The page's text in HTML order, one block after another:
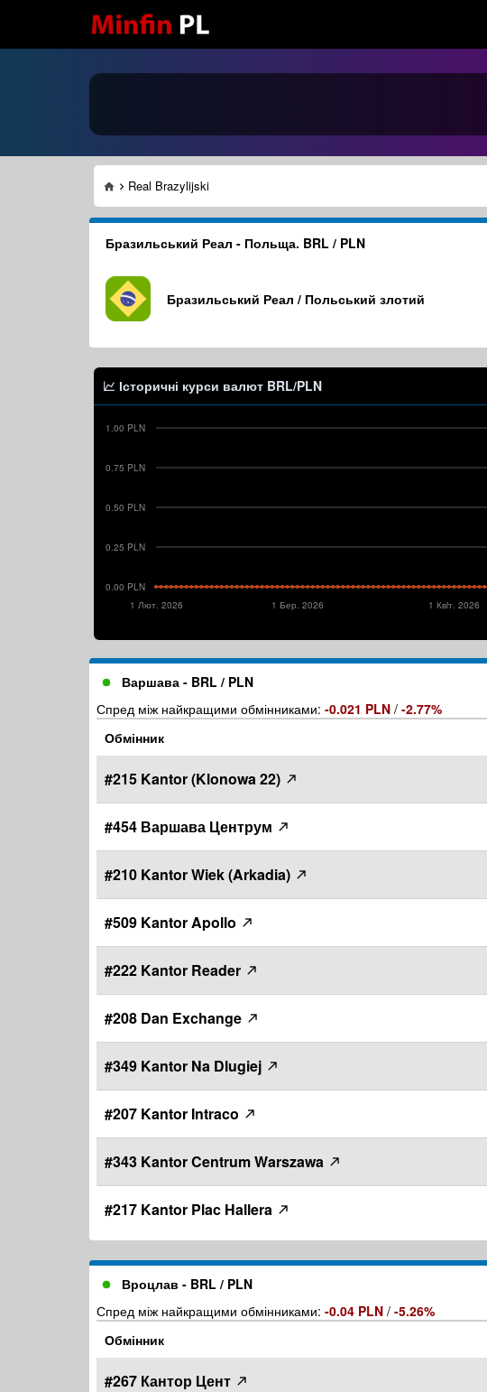
Real Brazylijski
Бразильський Реал - Польща. BRL / PLN
Бразильський Реал / Польський злотий
Історичні курси валют BRL/PLN
0.00 PLN
0.25 PLN
0.50 PLN
0.75 PLN
1.00 PLN
1 Квiт. 2026
1 Бер. 2026
1 Лют. 2026
Варшава - BRL / PLN
Спред між найкращими обмінниками: -0.021 PLN / -2.77%
Обмінник
#215 Kantor (Klonowa 22)
#454 Варшава Центрум
#210 Kantor Wiek (Arkadia)
#509 Kantor Apollo
#222 Kantor Reader
#208 Dan Exchange
#349 Kantor Na Dlugiej
#207 Kantor Intraco
#343 Kantor Centrum Warszawa
#217 Kantor Plac Hallera
Вроцлав - BRL / PLN
Спред між найкращими обмінниками: -0.04 PLN / -5.26%
Обмінник
#267 Кантор Цент